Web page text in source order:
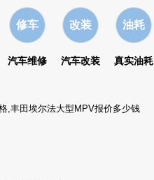
修车
汽车维修
改装
汽车改装
油耗
真实油耗
,丰田埃尔法大型MPV报价多少钱